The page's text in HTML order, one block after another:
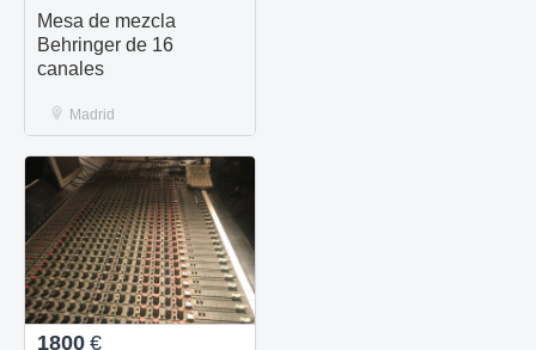
Mesa de mezcla
Behringer de 16
canales
Madrid
1800 €